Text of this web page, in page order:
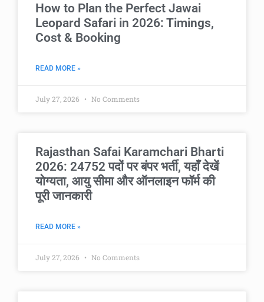
How to Plan the Perfect Jawai
Leopard Safari in 2026: Timings,
Cost & Booking
READ MORE »
July 27, 2026 No Comments
Rajasthan Safai Karamchari Bharti
2026: 24752 पदों पर बंपर भर्ती, यहाँ देखें
योग्यता, आयु सीमा और ऑनलाइन फॉर्म की
पूरी जानकारी
READ MORE »
July 27, 2026 No Comments